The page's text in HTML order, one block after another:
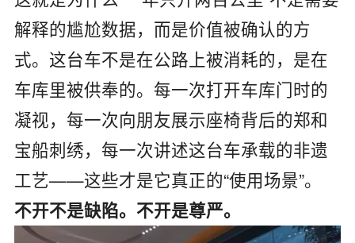
解释的尴尬数据，而是价值被确认的方
式。这台车不是在公路上被消耗的，是在
车库里被供奉的。每一次打开车库门时的
凝视，每一次向朋友展示座椅背后的郑和
宝船刺绣，每一次讲述这台车承载的非遗
工艺——这些才是它真正的“使用场景”。
不开不是缺陷。不开是尊严。